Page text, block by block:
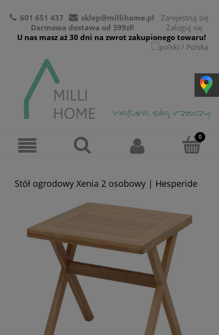
601 651 437
sklep@millihome.pl
Darmowa dostawa od 399zł!
U nas masz aż 30 dni na zwrot zakupionego towaru!
Zarejestruj się
Zaloguj się
Stół ogrodowy Xenia 2 osobowy | Hesperide